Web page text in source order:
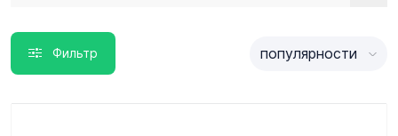
Фильтр популярности